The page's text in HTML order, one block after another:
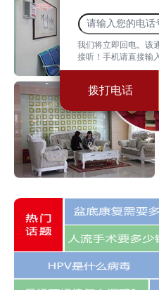
我们将立即回电。该
接听！手机请直接输
拨打电话